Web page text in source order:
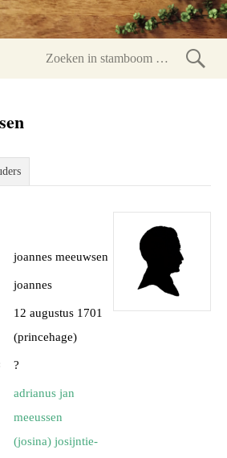
joannes meeuwsen
joannes
12 augustus 1701
(princehage)
?
adrianus jan
meeussen
(josina) josijntie-